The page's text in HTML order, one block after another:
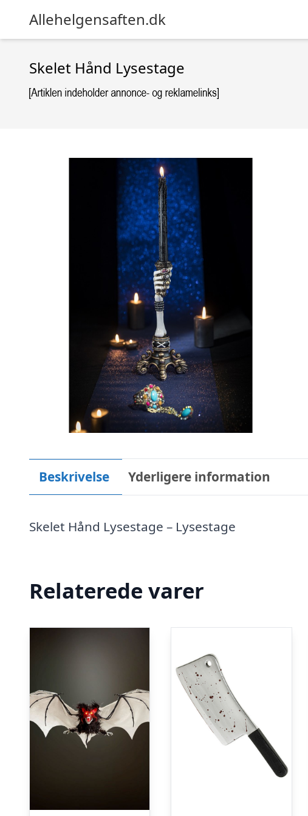
Allehelgensaften.dk
Skelet Hånd Lysestage
Beskrivelse Yderligere information
Skelet Hånd Lysestage – Lysestage
Relaterede varer